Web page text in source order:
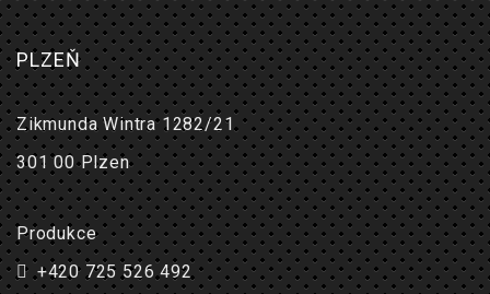
PLZEŇ
Zikmunda Wintra 1282/21
301 00 Plzen
Produkce
+420 725 526 492